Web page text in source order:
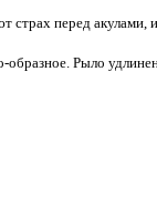
перед акулами,
образное. Рыло